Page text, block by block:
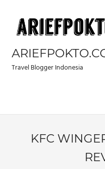
content
Travel Blogger Indonesia
KFC